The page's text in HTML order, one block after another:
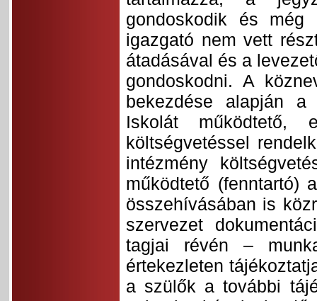
gondoskodik és
igazgató nem vett
átadásával és a
gondoskodni. A
bekezdése alapján
Iskolát működtető,
költségvetéssel
intézmény
működtető (fenntartó)
összehívásában is
szervezet
tagjai révén –
értekezleten
a szülők a további